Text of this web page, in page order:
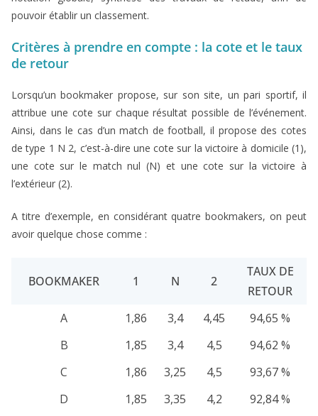
pouvoir établir un classement.
Critères à prendre en compte : la cote et le taux
de retour
Lorsqu’un bookmaker propose, sur son site, un pari sportif, il
attribue une cote sur chaque résultat possible de l’événement.
Ainsi, dans le cas d’un match de football, il propose des cotes
de type 1 N 2, c’est-à-dire une cote sur la victoire à domicile (1),
une cote sur le match nul (N) et une cote sur la victoire à
l’extérieur (2).
A titre d’exemple, en considérant quatre bookmakers, on peut
avoir quelque chose comme :
BOOKMAKER 1 N 2
TAUX DE
RETOUR
A
1,86 3,4 4,45
94,65 %
B
1,85 3,4 4,5
94,62 %
C
1,86 3,25 4,5
93,67 %
D
1,85 3,35 4,2 92,84 %